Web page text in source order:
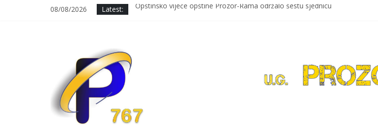
08/08/2026 Latest:
Opštinsko vijeće opštine Prozor-Rama održalo šestu sjednicu